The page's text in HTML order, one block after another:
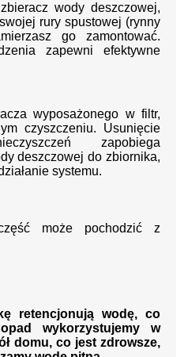
wody deszczowej,
rury spustowej (rynny
go zamontować.
zapewni efektywne
wyposażonego w filtr,
czyszczeniu. Usunięcie
zapobiega
deszczowej do zbiornika,
systemu.
może pochodzić z
retencjonują wodę, co
wykorzystujemy w
domu, co jest zdrowsze,